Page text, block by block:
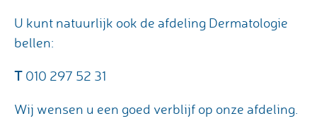
U kunt natuurlijk ook de afdeling Dermatologie
bellen:
T 010 297 52 31
Wij wensen u een goed verblijf op onze afdeling.